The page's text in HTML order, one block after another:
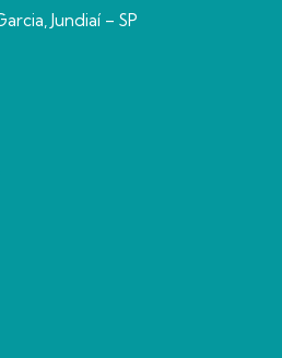
Jundiaí – SP